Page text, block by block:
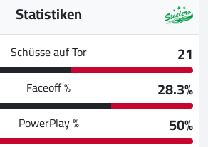
Statistiken
Schüsse auf Tor
21
Faceoff %
28.3%
PowerPlay % 50%